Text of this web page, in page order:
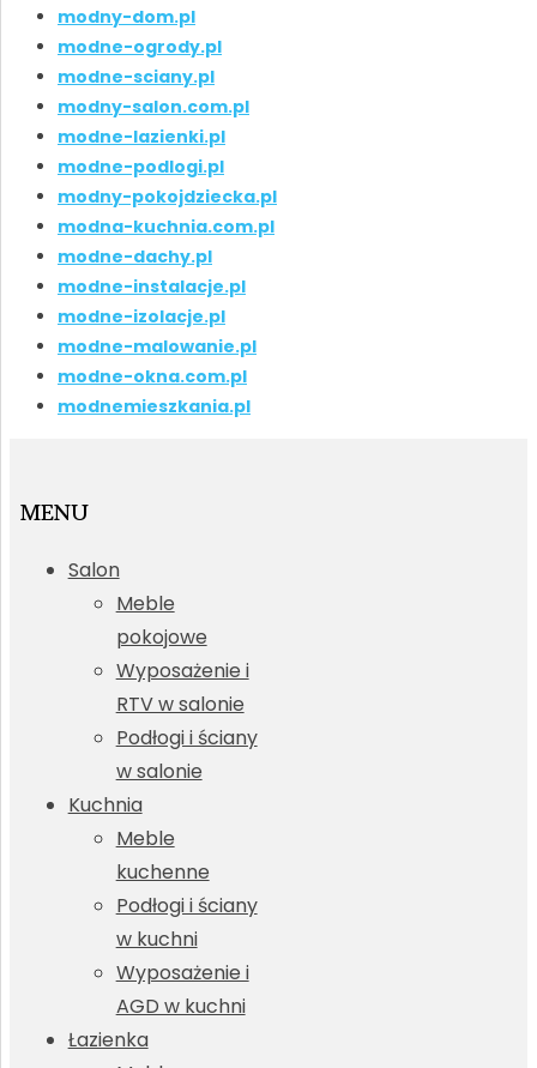
modny-dom.pl
modne-ogrody.pl
modne-sciany.pl
modny-salon.com.pl
modne-lazienki.pl
modne-podlogi.pl
modny-pokojdziecka.pl
modna-kuchnia.com.pl
modne-dachy.pl
modne-instalacje.pl
modne-izolacje.pl
modne-malowanie.pl
modne-okna.com.pl
modnemieszkania.pl
MENU
Salon
Meble
pokojowe
Wyposażenie i
RTV w salonie
Podłogi i ściany
w salonie
Kuchnia
Meble
kuchenne
Podłogi i ściany
w kuchni
Wyposażenie i
AGD w kuchni
Łazienka